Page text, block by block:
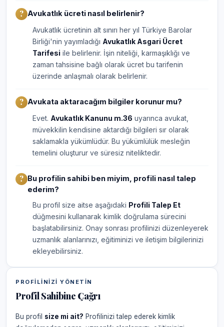
Avukatlık ücreti nasıl belirlenir?
Avukatlık ücretinin alt sınırı her yıl Türkiye Barolar
Birliği'nin yayımladığı Avukatlık Asgari Ücret
Tarifesi ile belirlenir. İşin niteliği, karmaşıklığı ve
zaman tahsisine bağlı olarak ücret bu tarifenin
üzerinde anlaşmalı olarak belirlenir.
Avukata aktaracağım bilgiler korunur mu?
Evet. Avukatlık Kanunu m.36 uyarınca avukat,
müvekkilin kendisine aktardığı bilgileri sır olarak
saklamakla yükümlüdür. Bu yükümlülük mesleğin
temelini oluşturur ve süresiz niteliktedir.
Bu profilin sahibi ben miyim, profili nasıl talep
ederim?
Bu profil size aitse aşağıdaki Profili Talep Et
düğmesini kullanarak kimlik doğrulama sürecini
başlatabilirsiniz. Onay sonrası profilinizi düzenleyerek
uzmanlık alanlarınızı, eğitiminizi ve iletişim bilgilerinizi
ekleyebilirsiniz.
PROFILINIZI YÖNETIN
Profil Sahibine Çağrı
Bu profil size mi ait? Profilinizi talep ederek kimlik